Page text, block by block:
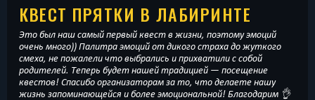
КВЕСТ ПРЯТКИ В ЛАБИРИНТЕ
Это был наш самый первый квест в жизни, поэтому эмоций
очень много)) Палитра эмоций от дикого страха до жуткого
смеха, не пожалели что выбрались и прихватили с собой
родителей. Теперь будет нашей традицией — посещение
квестов! Спасибо организаторам за то, что делаете нашу
жизнь запоминающейся и более эмоциональной! Благодарим 👌